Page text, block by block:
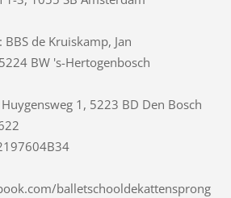
de Kruiskamp, Jan
BW 's-Hertogenbosch
1, 5223 BD Den Bosch
balletschooldekattensprong